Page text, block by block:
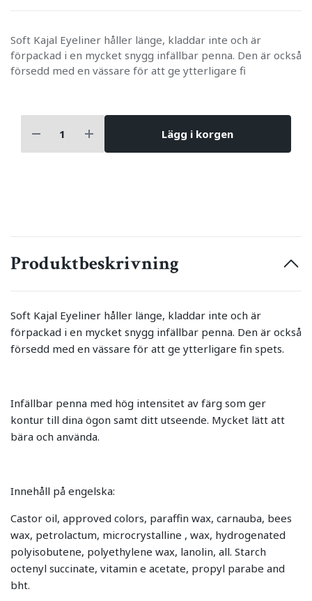
Soft Kajal Eyeliner håller länge, kladdar inte och är
förpackad i en mycket snygg infällbar penna. Den är också
försedd med en vässare för att ge ytterligare fi
Lägg i korgen
Produktbeskrivning
Soft Kajal Eyeliner håller länge, kladdar inte och är
förpackad i en mycket snygg infällbar penna. Den är också
försedd med en vässare för att ge ytterligare fin spets.
Infällbar penna med hög intensitet av färg som ger
kontur till dina ögon samt ditt utseende. Mycket lätt att
bära och använda.
Innehåll på engelska:
Castor oil, approved colors, paraffin wax, carnauba, bees
wax, petrolactum, microcrystalline , wax, hydrogenated
polyisobutene, polyethylene wax, lanolin, all. Starch
octenyl succinate, vitamin e acetate, propyl parabe and
bht.